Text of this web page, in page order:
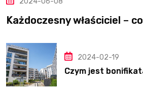
Każdoczesny właściciel –
2024-02-19
Czym jest